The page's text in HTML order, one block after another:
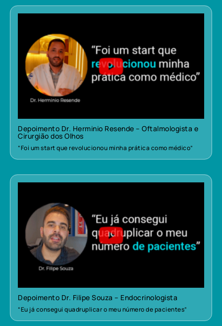
Depoimento Dr. Herminio Resende – Oftalmologista e
Cirurgião dos Olhos
“Foi um start que revolucionou minha prática como médico”
Depoimento Dr. Filipe Souza – Endocrinologista
“Eu já consegui quadruplicar o meu número de pacientes”